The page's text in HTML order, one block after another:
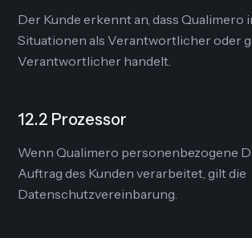
Der Kunde erkennt an, dass Qualimero
Situationen als Verantwortlicher oder
Verantwortlicher handelt.
12.2 Prozessor
Wenn Qualimero personenbezogene
Auftrag des Kunden verarbeitet, gilt die
Datenschutzvereinbarung.